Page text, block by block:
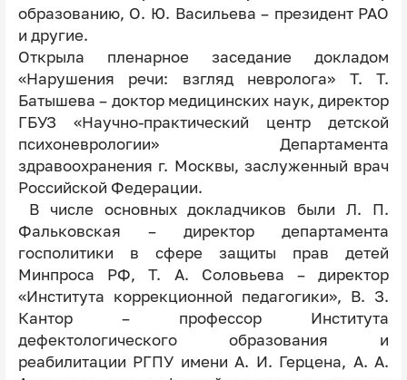
образованию, О. Ю. Васильева – президент РАО
и другие.
Открыла пленарное заседание докладом
«Нарушения речи: взгляд невролога» Т. Т.
Батышева – доктор медицинских наук, директор
ГБУЗ «Научно-практический центр детской
психоневрологии» Департамента
здравоохранения г. Москвы, заслуженный врач
Российской Федерации.
В числе основных докладчиков были Л. П.
Фальковская – директор департамента
госполитики в сфере защиты прав детей
Минпроса РФ, Т. А. Соловьева – директор
«Института коррекционной педагогики», В. З.
Кантор – профессор Института
дефектологического образования и
реабилитации РГПУ имени А. И. Герцена, А. А.